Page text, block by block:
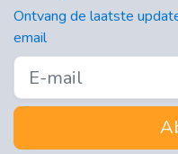
Ontvang de laatste
email